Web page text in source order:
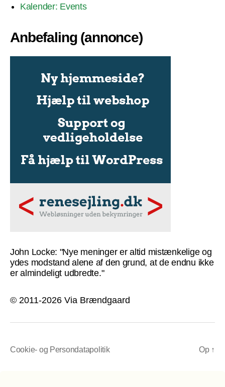
Kalender: Events
Anbefaling (annonce)
John Locke: "Nye meninger er altid mistænkelige og
ydes modstand alene af den grund, at de endnu ikke
er almindeligt udbredte."
© 2011-2026 Via Brændgaard
Cookie- og Persondatapolitik Op ↑